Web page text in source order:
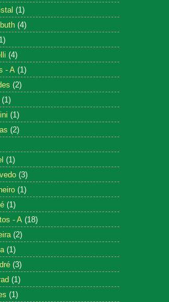
(1)
(4)
(4)
- A (1)
(2)
(1)
(1)
(2)
(1)
(3)
(1)
(1)
- A (18)
(2)
(1)
(3)
(1)
(1)